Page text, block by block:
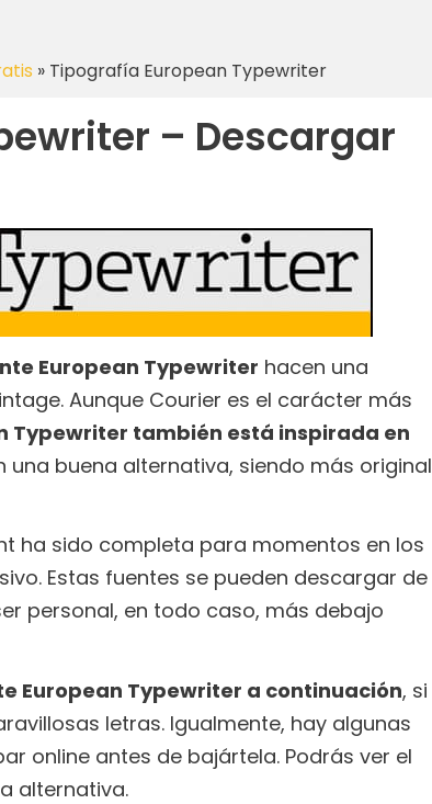
» Tipografía European Typewriter
– Descargar
European Typewriter hacen una
Aunque Courier es el carácter más
Typewriter también está inspirada en
una buena alternativa, siendo más original
ha sido completa para momentos en los
Estas fuentes se pueden descargar de
personal, en todo caso, más debajo
European Typewriter a continuación, si
letras. Igualmente, hay algunas
online antes de bajártela. Podrás ver el
alternativa.